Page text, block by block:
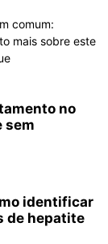
comum:
mais sobre este
no
sem
identificar
de hepatite